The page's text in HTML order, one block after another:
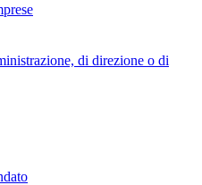
di direzione o di